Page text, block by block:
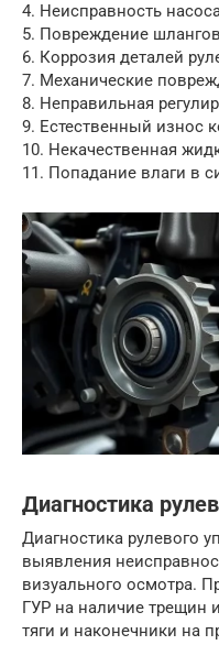
4. Неисправность
5. Повреждение
6. Коррозия деталей
7. Механические
8. Неправильная
9. Естественный износ
10. Некачественная
11. Попадание влаги в
Диагностика
Диагностика рулевого
выявления
визуального осмотра.
ГУР на наличие трещин
тяги и наконечники на